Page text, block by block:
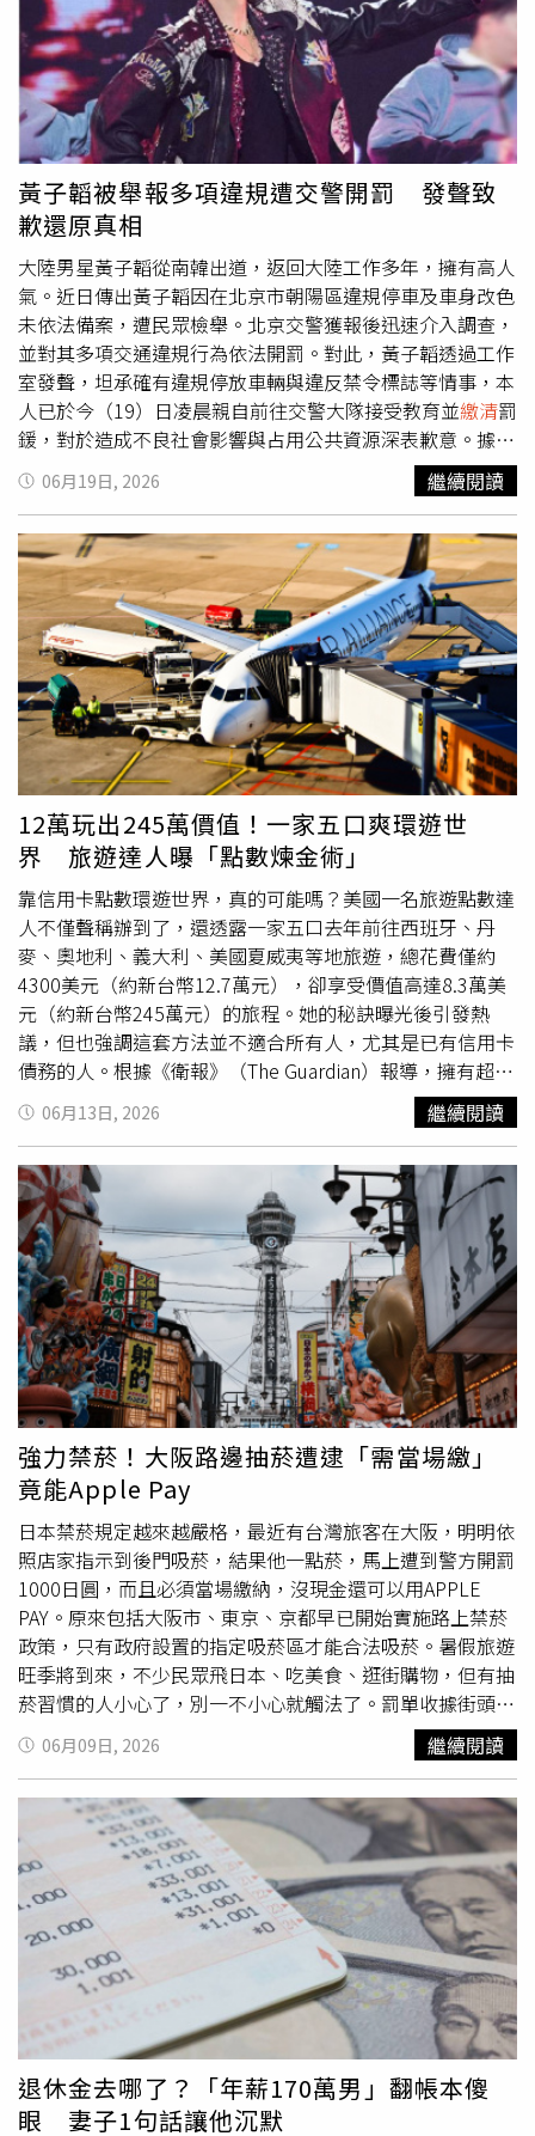
益至鉅。此外，為保障勞工權益，被保險人如能提供已向工
會繳納保險費的相關證明（如：繳費收據、匯款單），足資
證明其個人應繳之保險費及滯納金已繳納於工會，勞保局即
會發給給付；至於無法提供繳費收據或匯款單等證明者，則
協調其繳清個人應負擔部分之保險費後發給，以確保被保險
人請領各項保險給付之權益。勞保局進一步補充，職業工會
會員除須關心所屬工會財務運作、積極參與工會活動及會員
大會外，應於繳納保險費時，請工會開具正式繳費收據並妥
善留存，以備日後保障權益之用。工會理、監事亦應加強管
理監督工會業務，並提供工會會員有關工會財務管理是否正
常運作之相關資訊，共同維護工會及會員權益。勞保局強調
工會人員若涉違法情事即移送檢調單位偵辦，侵占保險費行
為已犯刑法業務侵占罪，經法院判決將處有期徒刑，並沒收
全數犯罪所得，請工會人員切勿以身試法。
黃子韜被舉報多項違規遭交警開罰 發聲致
歉還原真相
大陸男星黃子韜從南韓出道，返回大陸工作多年，擁有高人
氣。近日傳出黃子韜因在北京市朝陽區違規停車及車身改色
未依法備案，遭民眾檢舉。北京交警獲報後迅速介入調查，
並對其多項交通違規行為依法開罰。對此，黃子韜透過工作
室發聲，坦承確有違規停放車輛與違反禁令標誌等情事，本
人已於今（19）日凌晨親自前往交警大隊接受教育並繳清罰
鍰，對於造成不良社會影響與占用公共資源深表歉意。據北
京警方官方微博今日通報，日前接獲群眾檢舉指出，一輛懸
掛外地車牌的小客車在朝陽區將台西路涉嫌違規停車。警方
迅速展開追查，隨即查獲該車輛及駕駛人，經身分核對，確
認駕駛人為33歲的黃某某（即藝人黃子韜）。警方調查後發
現，其行為已違反停車規定和禁令標誌指示，且車身顏色變
更後未在規定時限內辦理變更登記，依法對其處以行政處
罰，並持續追查周邊其他違規車輛。針對違規情形，黃子韜
今日下午透過工作室發表聲明強調，該車輛並未進行任何涉
及破壞車體安全結構或改變技術參數的非法改裝，僅僅是變
更了車身顏色。由於工作人員的疏忽，未能及時依規定辦理
變更登記手續，屬於行政程序上的違規，並非藝人主觀故意
違法。目前已指派專人加緊補辦相關登記手續，以確保車輛
符合上路法規。工作室進一步說明，黃子韜在接獲交通管理
部門的通知後，態度積極配合，已第一時間前往交警大隊配
合調查。在接受警方的法治教育後，黃子韜已於今日凌晨依
法繳納罰鍰，相關違規行為已全數處理完畢。工作室表示，
黃子韜本人已對此進行深刻反省，未來工作室與藝人都將引
以為戒，並深刻加強自身對交通法律法規的學習。最後黃子
韜工作室呼籲社會大眾與媒體應理性看待此事件，切勿將
「改色未備案」與「非法改裝」混為一談，甚至藉此惡意散
播不實言論或進行污蔑。對於部分刻意造謠、抹黑藝人形象
的行為，工作室強調將保留法律追究權利。同時，工作室再
次呼籲，所有人引以為戒，共同遵守交通規則，共同維護良
好的交通環境。
06月19日, 2026 繼續閱讀
12萬玩出245萬價值！一家五口爽環遊世
界 旅遊達人曝「點數煉金術」
靠信用卡點數環遊世界，真的可能嗎？美國一名旅遊點數達
人不僅聲稱辦到了，還透露一家五口去年前往西班牙、丹
麥、奧地利、義大利、美國夏威夷等地旅遊，總花費僅約
4300美元（約新台幣12.7萬元），卻享受價值高達8.3萬美
元（約新台幣245萬元）的旅程。她的秘訣曝光後引發熱
議，但也強調這套方法並不適合所有人，尤其是已有信用卡
債務的人。根據《衛報》（The Guardian）報導，擁有超過
32萬名追蹤者的旅遊點數達人史黛西羅伯茲（Stacy
Roberts）表示，她與丈夫每年透過開設新信用卡、累積迎
新禮點數及旅遊回饋，平均可獲得約100萬點紅利點數。她
透露，夫妻兩人近4年來幾乎每年都透過這套方式累積大量
點數，並將點數兌換成機票與飯店住宿，其中僅一次與女兒
前往日本的商務艙來回機票，價值就超過3萬美元（約新台
幣88萬元）。羅伯茲指出，他們夫妻一年大約會申辦12張
新信用卡，目前名下共有16張信用卡，但她從未拖欠卡費，
也從未背負信用卡循環利息。她透露，所有信用卡都設定自
動扣款，信用評分高達832分，屬於美國信用評分中的頂級
等級。她認為，信用卡點數最大的價值來自開卡獎勵，而非
日常消費累積，因此會利用繳稅、房屋修繕、醫療支出或汽
車維修等必要開銷達成開卡門檻，再換取大量旅遊回饋。不
過她也強調，這種玩法的前提是絕對不能背負卡債。她坦
言，美國有大量民眾深陷信用卡債務，因此她的建議只適用
於能夠全額繳清帳單、具備良好理財習慣的人。此外，她也
不建議申辦百貨或賣場聯名卡，而是優先選擇旅遊回饋較高
的信用卡，甚至利用兼職、副業資格申辦商務卡，以提高點
數累積效率。雖然一家人每年需支付約3000美元（約新台
幣8.9萬元）年費，但她認為獲得的旅遊價值遠超過成本。
除了省下大筆旅費外，羅伯茲認為旅行本身也是孩子的重要
教育。她表示，旅行能讓孩子學習適應突發狀況、接觸不同
文化與語言，並培養開放思維。她引用美國作家馬克吐溫
（Mark Twain）名言指出，旅行有助於消除偏見與狹隘視
野，希望孩子透過探索世界，了解不同國家與文化沒有絕對
的優劣之分。儘管她的做法被部分人視為「信用卡點數駭
客」，但也有人認為，這正是善用金融工具創造價值的最佳
例子。
06月13日, 2026 繼續閱讀
強力禁菸！大阪路邊抽菸遭逮「需當場繳」
竟能Apple Pay
日本禁菸規定越來越嚴格，最近有台灣旅客在大阪，明明依
照店家指示到後門吸菸，結果他一點菸，馬上遭到警方開罰
1000日圓，而且必須當場繳納，沒現金還可以用APPLE
PAY。原來包括大阪市、東京、京都早已開始實施路上禁菸
政策，只有政府設置的指定吸菸區才能合法吸菸。暑假旅遊
旺季將到來，不少民眾飛日本、吃美食、逛街購物，但有抽
菸習慣的人小心了，別一不小心就觸法了。罰單收據街頭開
單，寫著因為違反《大阪市防止路上吸菸條例，開罰1000
日圓，約台幣200元。代購業者王先生，6月6日在大阪餐廳
用完餐，照店家指示到後門抽煙，但因為在路邊，遭到執法
人員當場開罰，現場繳了1000日圓，後面還有客人也是吃
完飯，走到後巷來，菸剛點起來，警察就把他們叫過來，就
一起開罰了。金額雖然不大，但重點要現場繳納，有網友分
享，執法人員甚至會直接拿出刷卡機，讓你Apple Pay繳罰
款；如果想賴帳，小心無法下次入境。資深導遊陳健欽表
示，曾經發生過交通罰款沒繳，旅客去日本租了車子超速，
吃了違規紅單卻不繳，再入關的時候被請到小房間，請你把
上次的罰鍰
楚了，才能入境。近年日本各地，開始戶外
公共場所、路上禁菸政策，只能前往指定吸煙區。大阪市最
嚴全市禁菸，東京都的千代田區、澀谷區、港區與新宿區都
已是全區禁菸，橫濱、京都、名古屋等地則是特定區域禁止
06月09日, 2026 繼續閱讀
退休金去哪了？「年薪170萬男」翻帳本傻
眼 妻子1句話讓他沉默